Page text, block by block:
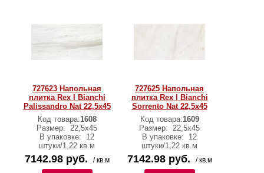
727623 Напольная
плитка Rex I Bianchi
Palissandro Nat 22,5x45
Код товара:1608
Размер: 22,5x45
В упаковке:
12
штуки/1,22 кв.м
7142.98 руб. / кв.м
727625 Напольная
плитка Rex I Bianchi
Sorrento Nat 22,5x45
Код товара:1609
Размер: 22,5x45
В упаковке:
12
штуки/1,22 кв.м
7142.98 руб. / кв.м